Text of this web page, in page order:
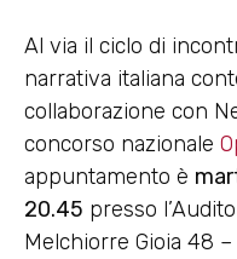
Al via il ciclo di
narrativa italiana
collaborazione con
concorso nazionale
appuntamento è
20.45 presso
Melchiorre Gioia 48